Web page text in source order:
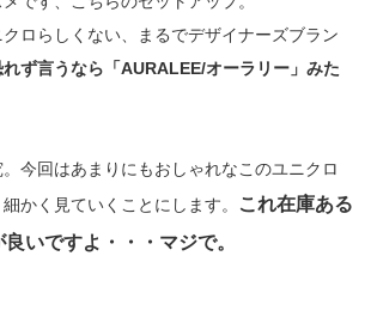
ロらしくない、まるでデザイナーズブラン
ず言うなら「AURALEE/オーラリー」みた
今回はあまりにもおしゃれなこのユニクロ
かく見ていくことにします。
これ在庫ある
いですよ・・・マジで。